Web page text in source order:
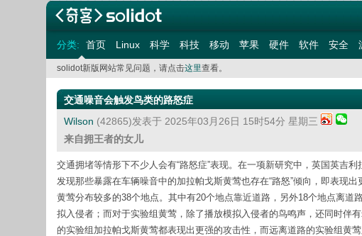
分类: 首页 Linux 科学 科技 移动 苹果 硬件 软件 安全
solidot新版网站常见问题，请点击这里查看。
交通噪音会触发鸟类的路怒症
Wilson (42865)发表于 2025年03月26日 15时54分 星期三
来自拥王者的女儿
交通拥堵等情形下不少人会有“路怒症”表现。在一项新研究中，英国英吉
发现那些暴露在车辆噪音中的加拉帕戈斯黄莺也存在“路怒”倾向，即表现
黄莺分布较多的38个地点。其中有20个地点靠近道路，另外18个地点离
拟入侵者；而对于实验组黄莺，除了播放模拟入侵者的鸟鸣声，还同时伴
的实验组加拉帕戈斯黄莺都表现出更强的攻击性，而远离道路的实验组黄